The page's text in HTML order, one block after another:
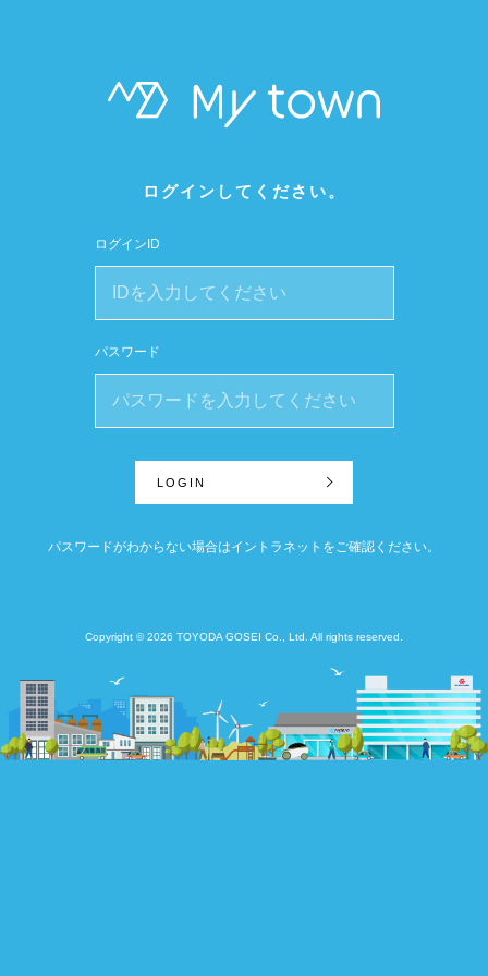
ログインしてください。
ログインID
パスワード
パスワードがわからない場合はイントラネットをご確認ください。
Copyright © 2026 TOYODA GOSEI Co., Ltd. All rights reserved.